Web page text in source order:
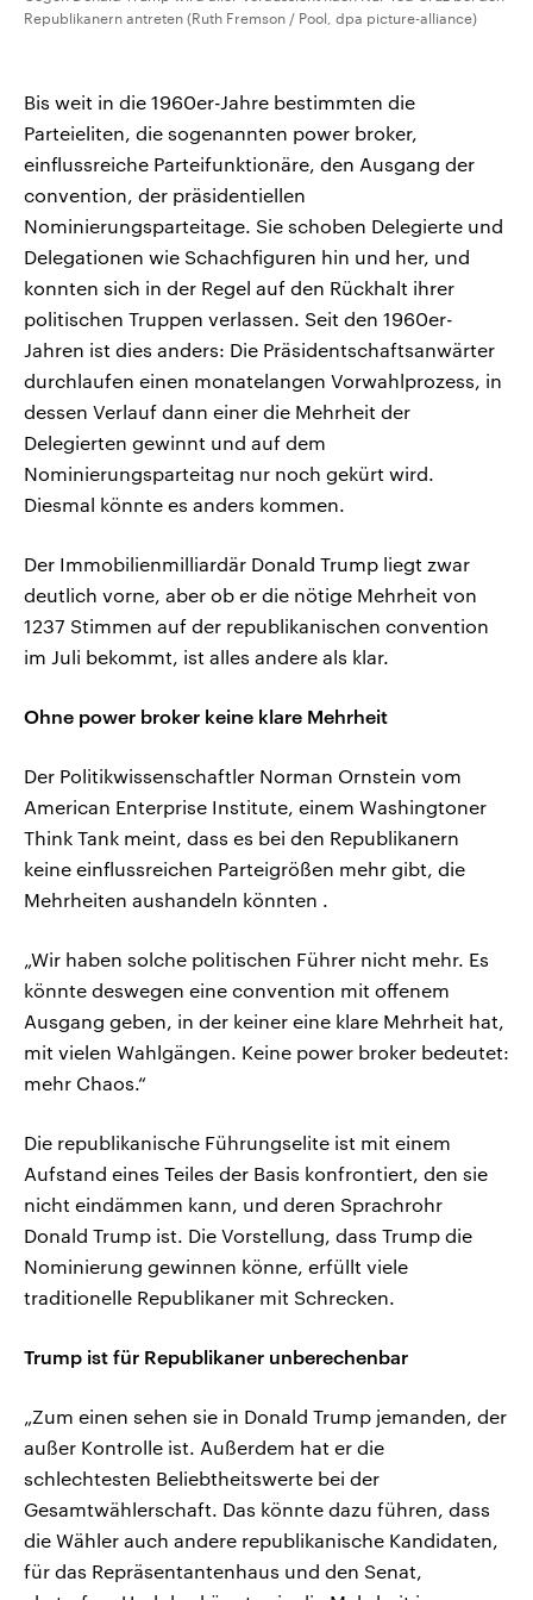
Republikanern antreten (Ruth Fremson / Pool, dpa picture-alliance)
Bis weit in die 1960er-Jahre bestimmten die
Parteieliten, die sogenannten power broker,
einflussreiche Parteifunktionäre, den Ausgang der
convention, der präsidentiellen
Nominierungsparteitage. Sie schoben Delegierte und
Delegationen wie Schachfiguren hin und her, und
konnten sich in der Regel auf den Rückhalt ihrer
politischen Truppen verlassen. Seit den 1960er-
Jahren ist dies anders: Die Präsidentschaftsanwärter
durchlaufen einen monatelangen Vorwahlprozess, in
dessen Verlauf dann einer die Mehrheit der
Delegierten gewinnt und auf dem
Nominierungsparteitag nur noch gekürt wird.
Diesmal könnte es anders kommen.
Der Immobilienmilliardär Donald Trump liegt zwar
deutlich vorne, aber ob er die nötige Mehrheit von
1237 Stimmen auf der republikanischen convention
im Juli bekommt, ist alles andere als klar.
Ohne power broker keine klare Mehrheit
Der Politikwissenschaftler Norman Ornstein vom
American Enterprise Institute, einem Washingtoner
Think Tank meint, dass es bei den Republikanern
keine einflussreichen Parteigrößen mehr gibt, die
Mehrheiten aushandeln könnten .
„Wir haben solche politischen Führer nicht mehr. Es
könnte deswegen eine convention mit offenem
Ausgang geben, in der keiner eine klare Mehrheit hat,
mit vielen Wahlgängen. Keine power broker bedeutet:
mehr Chaos.“
Die republikanische Führungselite ist mit einem
Aufstand eines Teiles der Basis konfrontiert, den sie
nicht eindämmen kann, und deren Sprachrohr
Donald Trump ist. Die Vorstellung, dass Trump die
Nominierung gewinnen könne, erfüllt viele
traditionelle Republikaner mit Schrecken.
Trump ist für Republikaner unberechenbar
„Zum einen sehen sie in Donald Trump jemanden, der
außer Kontrolle ist. Außerdem hat er die
schlechtesten Beliebtheitswerte bei der
Gesamtwählerschaft. Das könnte dazu führen, dass
die Wähler auch andere republikanische Kandidaten,
für das Repräsentantenhaus und den Senat,